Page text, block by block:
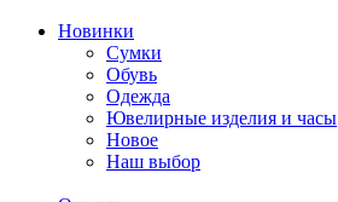
Новинки
Сумки
Обувь
Одежда
Ювелирные изделия и часы
Новое
Наш выбор